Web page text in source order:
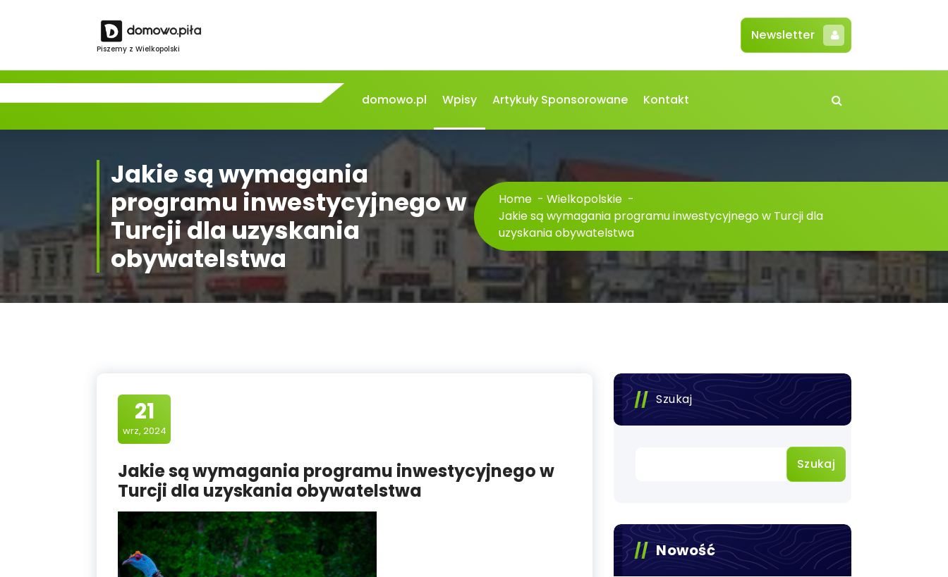
Piszemy z Wielkopolski
Newsletter
domowo.pl Wpisy Artykuły Sponsorowane Kontakt
Jakie są wymagania
programu inwestycyjnego w
Turcji dla uzyskania
obywatelstwa
Home - Wielkopolskie -
Jakie są wymagania programu inwestycyjnego w Turcji dla
uzyskania obywatelstwa
21
wrz, 2024
Jakie są wymagania programu inwestycyjnego w
Turcji dla uzyskania obywatelstwa
Szukaj
Szukaj
Nowość